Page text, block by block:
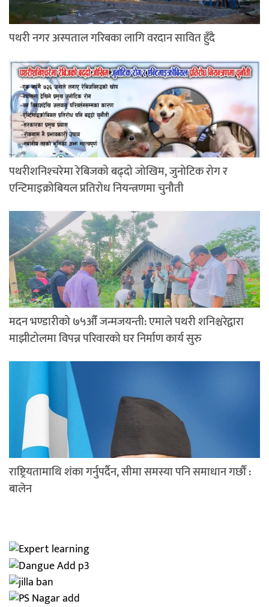
पथरी नगर अस्पताल गरिबका लागि वरदान सावित हुँदै
पथरीशनिश्‍चरेमा रेबिजको बढ्दो जोखिम, जुनोटिक रोग र
एन्टिमाइक्रोबियल प्रतिरोध नियन्त्रणमा चुनौती
मदन भण्डारीको ७५औँ जन्मजयन्ती: एमाले पथरी शनिश्चरेद्वारा
माझीटोलमा विपन्न परिवारको घर निर्माण कार्य सुरु
राष्ट्रियतामाथि शंका गर्नुपर्दैन, सीमा समस्या पनि समाधान गर्छौं :
बालेन